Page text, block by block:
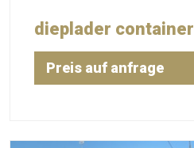
dieplader container
Preis auf anfrage